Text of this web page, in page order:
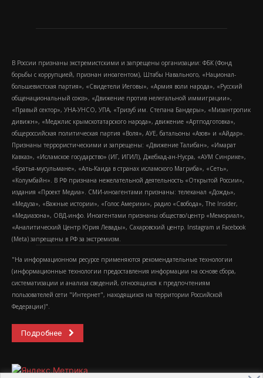
В России признаны экстремистскими и запрещены организации: ФБК (Фонд
борьбы с коррупцией, признан иноагентом), Штабы Навального, «Национал-
большевистская партия», «Свидетели Иеговы», «Армия воли народа», «Русский
общенациональный союз», «Движение против нелегальной иммиграции»,
«Правый сектор», УНА-УНСО, УПА, «Тризуб им. Степана Бандеры», «Мизантропик
дивижн», «Меджлис крымскотатарского народа», движение «Артподготовка»,
общероссийская политическая партия «Воля», АУЕ, батальоны «Азов» и «Айдар».
Признаны террористическими и запрещены: «Движение Талибан», «Имарат
Кавказ», «Исламское государство» (ИГ, ИГИЛ), Джебхад-ан-Нусра, «АУМ Синрике»,
«Братья-мусульмане», «Аль-Каида в странах исламского Магриба», «Сеть»,
«Колумбайн». В РФ признана нежелательной деятельность «Открытой России»,
издания «Проект Медиа». СМИ-иноагентами признаны: телеканал «Дождь»,
«Медуза», «Важные истории», «Голос Америки», радио «Свобода», The Insider,
«Медиазона», ОВД-инфо. Иноагентами признаны общество/центр «Мемориал»,
«Аналитический Центр Юрия Левады», Сахаровский центр. Instagram и Facebook
(Metа) запрещены в РФ за экстремизм.
"На информационном ресурсе применяются рекомендательные технологии
(информационные технологии предоставления информации на основе сбора,
систематизации и анализа сведений, относящихся к предпочтениям
пользователей сети "Интернет", находящихся на территории Российской
Федерации)".
Подробнее